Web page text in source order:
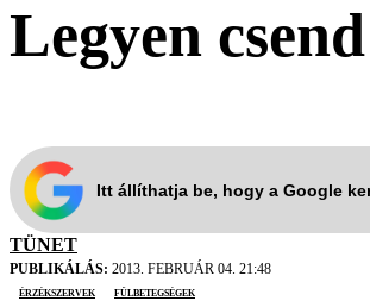
Legyen
Itt állíthatja be, hogy a Google
TÜNET
PUBLIKÁLÁS: 2013. FEBRUÁR 04. 21:48
érzékszervek
fülbetegségek